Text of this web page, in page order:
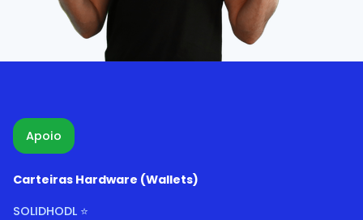
Apoio
Carteiras Hardware (Wallets)
SOLIDHODL ⭐